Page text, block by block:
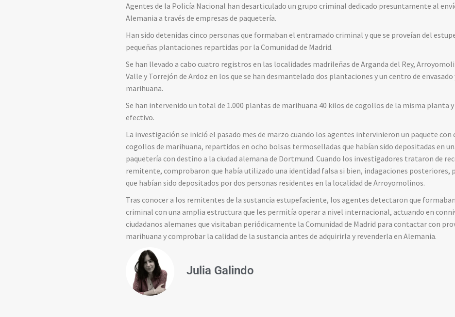
Agentes de la Policía Nacional han desarticulado un grupo criminal dedicado presuntamente al
Alemania a través de empresas de paquetería.
Han sido detenidas cinco personas que formaban el entramado criminal y que se proveían del
pequeñas plantaciones repartidas por la Comunidad de Madrid.
Se han llevado a cabo cuatro registros en las localidades madrileñas de Arganda del Rey,
Valle y Torrejón de Ardoz en los que se han desmantelado dos plantaciones y un centro de
marihuana.
Se han intervenido un total de 1.000 plantas de marihuana 40 kilos de cogollos de la misma planta y
efectivo.
La investigación se inició el pasado mes de marzo cuando los agentes intervinieron un paquete con
cogollos de marihuana, repartidos en ocho bolsas termoselladas que habían sido depositadas en
paquetería con destino a la ciudad alemana de Dortmund. Cuando los investigadores trataron de
remitente, comprobaron que había utilizado una identidad falsa si bien, indagaciones
que habían sido depositados por dos personas residentes en la localidad de Arroyomolinos.
Tras conocer a los remitentes de la sustancia estupefaciente, los agentes detectaron que
criminal con una amplia estructura que les permitía operar a nivel internacional, actuando en
ciudadanos alemanes que visitaban periódicamente la Comunidad de Madrid para contactar con
marihuana y comprobar la calidad de la sustancia antes de adquirirla y revenderla en Alemania.
Julia Galindo